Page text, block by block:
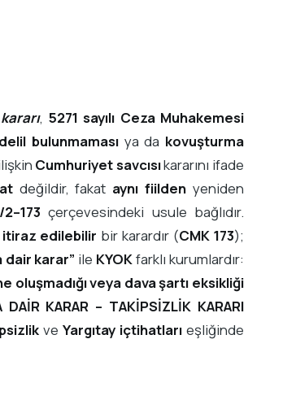
, 5271 sayılı Ceza Muhakemesi
bulunmamasıya da kovuşturma
Cumhuriyet savcısıkararını ifade
değildir, fakat aynı fiilden yeniden
çerçevesindeki usule bağlıdır.
itiraz edilebilir bir karardır (CMK 173);
dair karar” ile KYOKfarklı kurumlardır:
oluşmadığı veya dava şartı eksikliği
DAİR KARAR – TAKİPSİZLİK KARARI
veYargıtay içtihatları eşliğinde